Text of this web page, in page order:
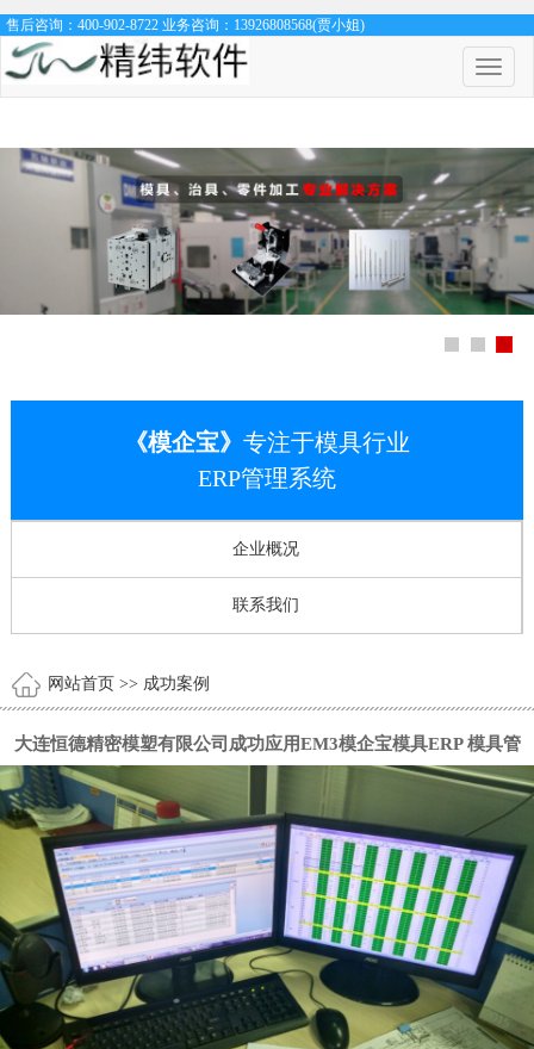
售后咨询：400-902-8722 业务咨询：13926808568(贾小姐)
菜
单
关
《模企宝》 专注于模具行业
ERP管理系统
企业概况
联系我们
网站首页 >> 成功案例
大连恒德精密模塑有限公司成功应用EM3模企宝模具ERP 模具管